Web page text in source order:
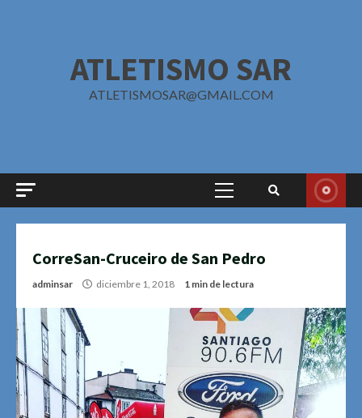
ATLETISMO SAR
ATLETISMOSAR@GMAIL.COM
Menú
CorreSan-Cruceiro de San Pedro
adminsar diciembre 1, 2018 1 min de lectura